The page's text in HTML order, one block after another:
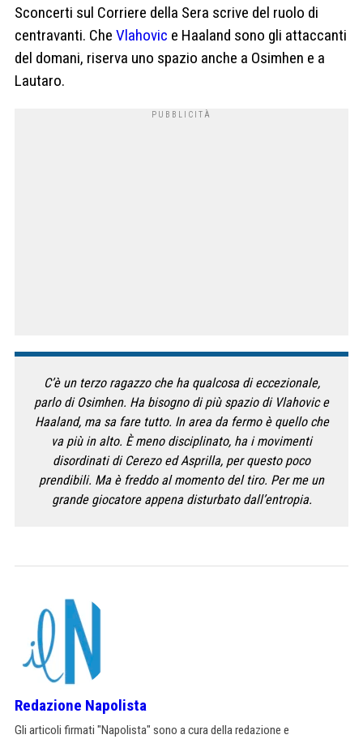
Sconcerti sul Corriere della Sera scrive del ruolo di
centravanti. Che Vlahovic e Haaland sono gli attaccanti
del domani, riserva uno spazio anche a Osimhen e a
Lautaro.
C’è un terzo ragazzo che ha qualcosa di eccezionale,
parlo di Osimhen. Ha bisogno di più spazio di Vlahovic e
Haaland, ma sa fare tutto. In area da fermo è quello che
va più in alto. È meno disciplinato, ha i movimenti
disordinati di Cerezo ed Asprilla, per questo poco
prendibili. Ma è freddo al momento del tiro. Per me un
grande giocatore appena disturbato dall’entropia.
Redazione Napolista
Gli articoli firmati "Napolista" sono a cura della redazione e